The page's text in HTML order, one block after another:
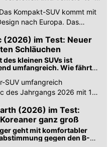
Kompakt-SUV kommt mit
nach Europa. Das
(2026) im Test: Neuer
Schläuchen
des kleinen SUVs ist
umfangreich. Wie fährt
SUV umfangreich
des Jahrgangs 2026 mit 115
(2026) im Test:
ganz groß
geht mit komfortabler
gegen den B-